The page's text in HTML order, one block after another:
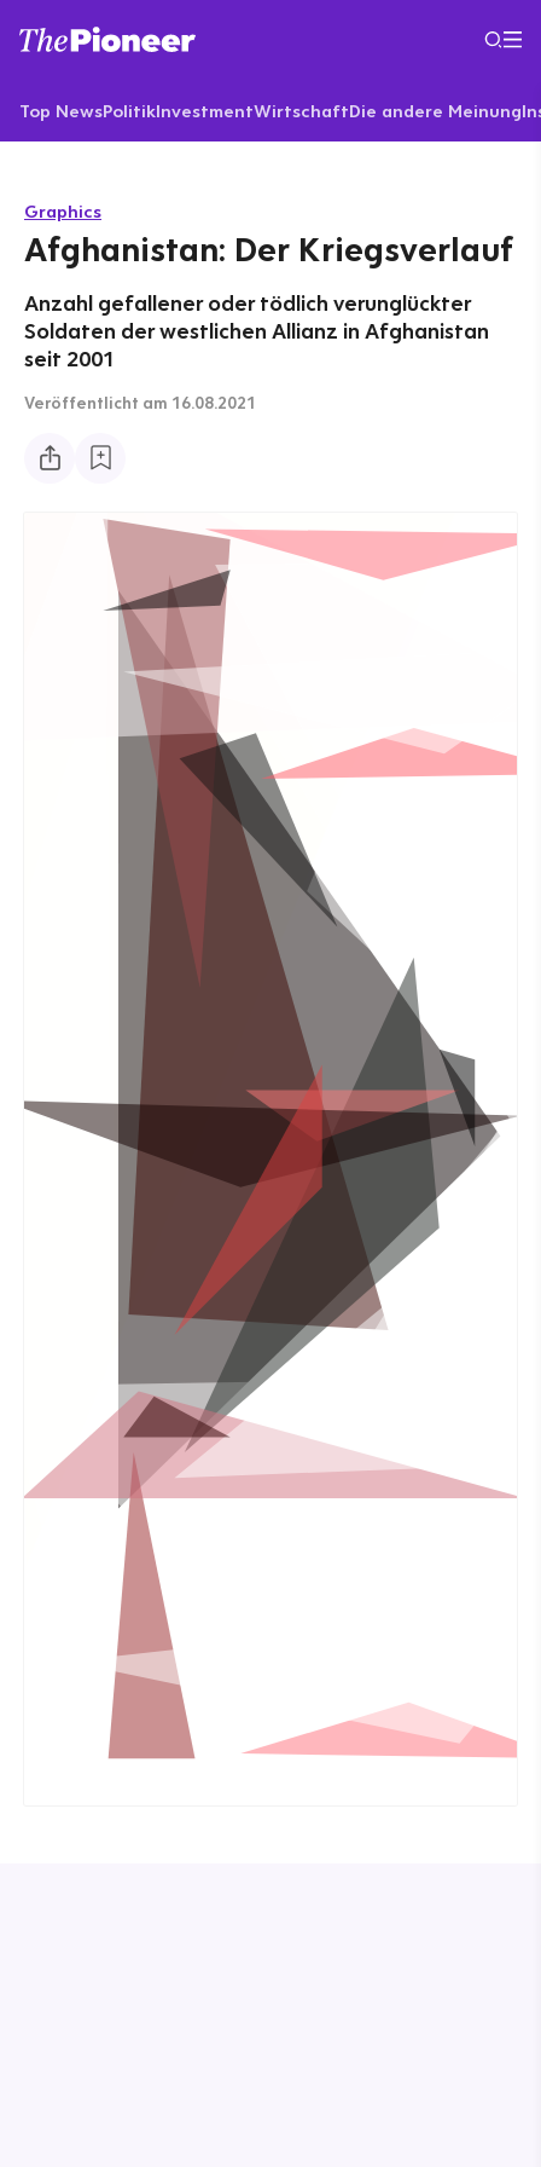
Top NewsPolitikInvestmentWirtschaftDie andere Meinung
Graphics
Afghanistan: Der Kriegsverlauf
Anzahl gefallener oder tödlich verunglückter
Soldaten der westlichen Allianz in Afghanistan
seit 2001
Veröffentlicht am 16.08.2021